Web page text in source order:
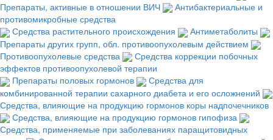
Препараты, активные в отношении ВИЧ
Антибактериальные и
противомикробные средства
Средства растительного происхождения
Антиметаболиты
Препараты других групп, обл. противоопухолевым действием
Противоопухолевые средства
Средства коррекции побочных
эффектов противоопухолевой терапии
Препараты половых гормонов
Средства для
комбинированной терапии сахарного диабета и его осложнений
Средства, влияющие на продукцию гормонов коры надпочечников
Средства, влияющие на продукцию гормонов гипофиза
Средства, применяемые при заболеваниях паращитовидных